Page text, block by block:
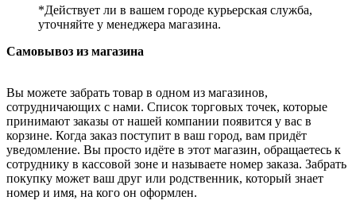
*Действует ли в вашем городе курьерская служба,
уточняйте у менеджера магазина.
Самовывоз из магазина
Вы можете забрать товар в одном из магазинов,
сотрудничающих с нами. Список торговых точек, которые
принимают заказы от нашей компании появится у вас в
корзине. Когда заказ поступит в ваш город, вам придёт
уведомление. Вы просто идёте в этот магазин, обращаетесь к
сотруднику в кассовой зоне и называете номер заказа. Забрать
покупку может ваш друг или родственник, который знает
номер и имя, на кого он оформлен.